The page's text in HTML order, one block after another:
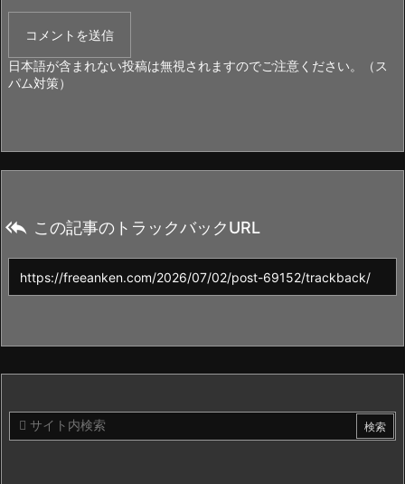
日本語が含まれない投稿は無視されますのでご注意ください。（ス
パム対策）
 この記事のトラックバックURL